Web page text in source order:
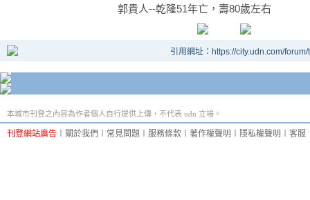
郭貴人--乾隆51年亡，壽80歲左右
引用網址：https://city.udn.com/
本城市刊登之內容為作者個人自行提供上傳，不代表 udn 立場。
刊登網站廣告 關於我們 常見問題 服務條款 著作權聲明 隱私權聲明 客服